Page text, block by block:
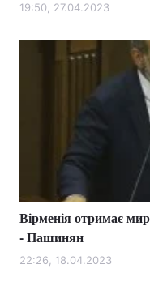
19:50, 27.04.2023
Вірменія отримає
- Пашинян
22:26, 18.04.2023